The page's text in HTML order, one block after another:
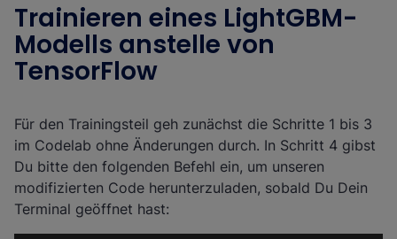
Trainieren eines LightGBM-
Modells anstelle von
TensorFlow
Für den Trainingsteil geh zunächst die Schritte 1 bis 3
im Codelab ohne Änderungen durch. In Schritt 4 gibst
Du bitte den folgenden Befehl ein, um unseren
modifizierten Code herunterzuladen, sobald Du Dein
Terminal geöffnet hast: